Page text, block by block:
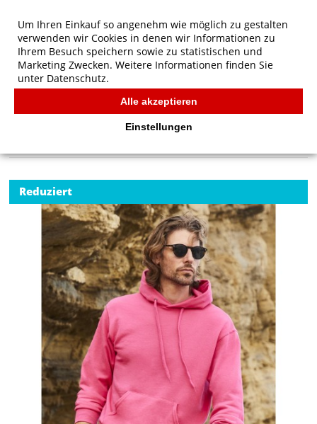
Fruit of the Loom Klassischer Kapuzen-Sweatshirt
FRUIT OF THE LOOM
Reduziert
Um Ihren Einkauf so angenehm wie möglich zu gestalten
verwenden wir Cookies in denen wir Informationen zu
Ihrem Besuch speichern sowie zu statistischen und
Marketing Zwecken. Weitere Informationen finden Sie
unter Datenschutz.
Alle akzeptieren
Einstellungen